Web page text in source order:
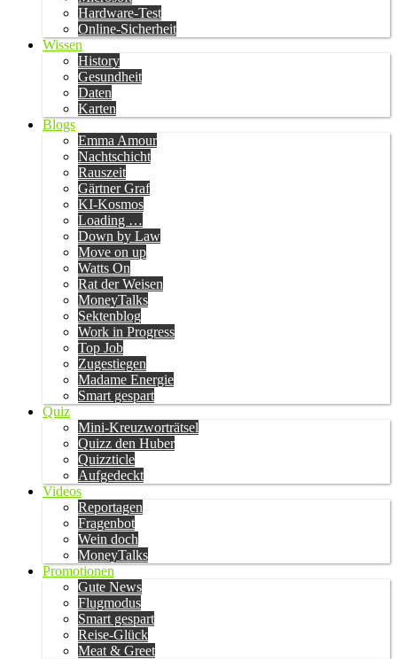
Hardware-Test
Online-Sicherheit
Wissen
History
Gesundheit
Daten
Karten
Blogs
Emma Amour
Nachtschicht
Rauszeit
Gärtner Graf
KI-Kosmos
Loading …
Down by Law
Move on up
Watts On
Rat der Weisen
MoneyTalks
Sektenblog
Work in Progress
Top Job
Zugestiegen
Madame Energie
Smart gespart
Quiz
Mini-Kreuzworträtsel
Quizz den Huber
Quizzticle
Aufgedeckt
Videos
Reportagen
Fragenbot
Wein doch
MoneyTalks
Promotionen
Gute News
Flugmodus
Smart gespart
Reise-Glück
Meat & Greet